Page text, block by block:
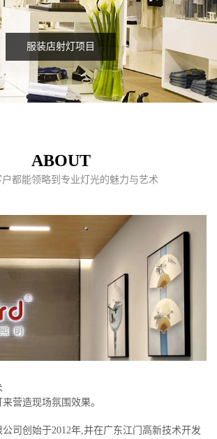
服装店射灯项目
ABOUT
户都能领略到专业灯光的魅力与艺术
营造现场氛围效果。
司创始于2012年,并在广东江门高新技术开发